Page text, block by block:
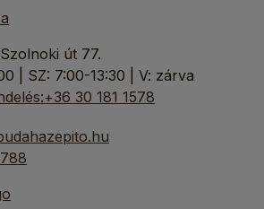
út 77.
| SZ: 7:00-13:30 | V: zárva
30 181 1578